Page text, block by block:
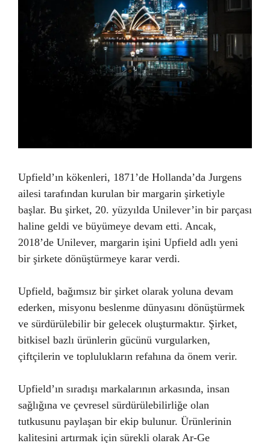
Upfield’ın kökenleri, 1871’de Hollanda’da Jurgens
ailesi tarafından kurulan bir margarin şirketiyle
başlar. Bu şirket, 20. yüzyılda Unilever’in bir parçası
haline geldi ve büyümeye devam etti. Ancak,
2018’de Unilever, margarin işini Upfield adlı yeni
bir şirkete dönüştürmeye karar verdi.
Upfield, bağımsız bir şirket olarak yoluna devam
ederken, misyonu beslenme dünyasını dönüştürmek
ve sürdürülebilir bir gelecek oluşturmaktır. Şirket,
bitkisel bazlı ürünlerin gücünü vurgularken,
çiftçilerin ve toplulukların refahına da önem verir.
Upfield’ın sıradışı markalarının arkasında, insan
sağlığına ve çevresel sürdürülebilirliğe olan
tutkusunu paylaşan bir ekip bulunur. Ürünlerinin
kalitesini artırmak için sürekli olarak Ar-Ge